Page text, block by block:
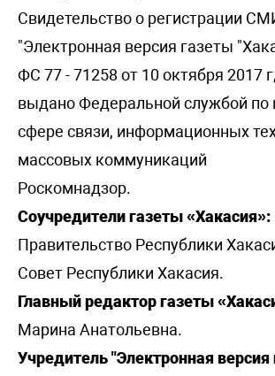
Свидетельство о регистрации
"Электронная версия газеты
ФС 77 - 71258 от 10 октября 2017 г,
выдано Федеральной службой по
сфере связи, информационных
массовых коммуникаций
Роскомнадзор.
Соучредители газеты «Хакасия»:
Правительство Республики
Совет Республики Хакасия.
Главный редактор газеты
Марина Анатольевна.
Учредитель "Электронная версия